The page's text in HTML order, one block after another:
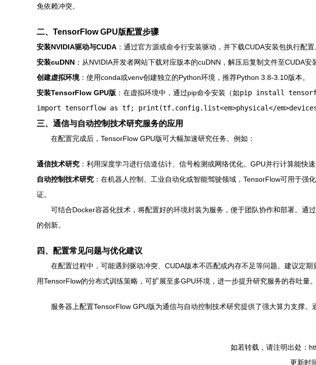
免依赖冲突。
二、TensorFlow GPU版配置步骤
安装NVIDIA驱动与CUDA ：通过官方源或命令行安装驱动，并下载CUDA安装包执行配
安装cuDNN ：从NVIDIA开发者网站下载对应版本的cuDNN，解压后复制文件至CUDA安
创建虚拟环境：使用conda或venv创建独立的Python环境，推荐Python 3.8-3.10版本。
安装TensorFlow GPU版 ：在虚拟环境中，通过pip命令安装（如pip install
import tensorflow as tf; print(tf.config.list<em>physical</
三、通信与自动控制技术研究服务的应用
在配置完成后，TensorFlow GPU版可大幅加速研究任务。例如：
通信技术研究 ：利用深度学习进行信道估计、信号检测或网络优化。GPU并行计算能快
自动控制技术研究 ：在机器人控制、工业自动化或智能驾驶领域，TensorFlow可用于
证。
可结合Docker容器化技术，将配置好的环境封装为服务，便于团队协作和部署。通
的创新。
四、配置常见问题与优化建议
在配置过程中，可能遇到驱动冲突、CUDA版本不匹配或内存不足等问题。建议定
用TensorFlow的分布式训练策略，可扩展至多GPU环境，进一步提升研究服务的吞吐量。
服务器上配置TensorFlow GPU版为通信与自动控制技术研究提供了强大算力支撑
如若转载，请注明出处：
更新时